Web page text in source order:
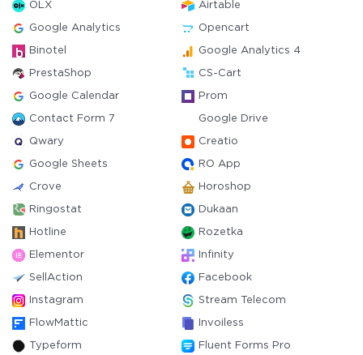
OLX Airtable
Google Analytics Opencart
Binotel Google Analytics 4
PrestaShop CS-Cart
Google Calendar Prom
Contact Form 7 Google Drive
Qwary Creatio
Google Sheets RO App
Crove Horoshop
Ringostat Dukaan
Hotline Rozetka
Elementor Infinity
SellAction Facebook
Instagram Stream Telecom
FlowMattic Invoiless
Typeform Fluent Forms Pro